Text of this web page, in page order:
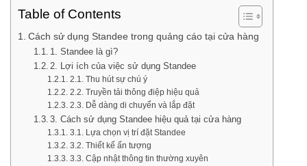
Table of Contents
Cách sử dụng Standee trong quảng cáo tại cửa hàng
1. Standee là gì?
2. Lợi ích của việc sử dụng Standee
2.1. Thu hút sự chú ý
2.2. Truyền tải thông điệp hiệu quả
2.3. Dễ dàng di chuyển và lắp đặt
3. Cách sử dụng Standee hiệu quả tại cửa hàng
3.1. Lựa chọn vị trí đặt Standee
3.2. Thiết kế ấn tượng
3.3. Cập nhật thông tin thường xuyên